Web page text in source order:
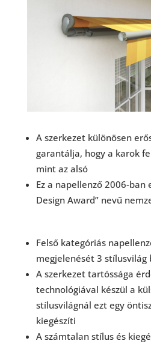
A szerkezet különösen
garantálja, hogy a karok
mint az alsó
Ez a napellenző 2006-ban
Design Award” nevű
Felső kategóriás
megjelenését 3 stílusvilág
A szerkezet tartóssága
technológiával készül a
stílusvilágnál ezt egy
kiegészíti
A számtalan stílus és